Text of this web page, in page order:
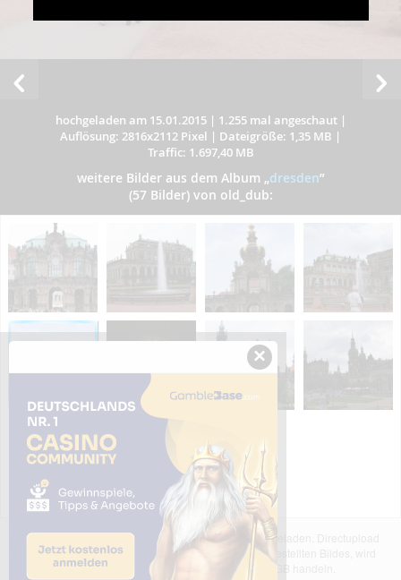
hochgeladen am 15.01.2015| 1.255 mal angeschaut|
Auflösung: 2816x2112 Pixel | Dateigröße: 1,35 MB |
Traffic: 1.697,40 MB
weitere Bilder aus dem Album „dresden”
(57 Bilder) von old_dub:
Das dargestellte Bild wurde von einem Nutzer hochgeladen. Directupload
übernimmt keinerlei Haftung für den Inhalt des dargestellten Bildes, wird
jedoch bei Verstößen nach §2(3) unserer AGB handeln.
×